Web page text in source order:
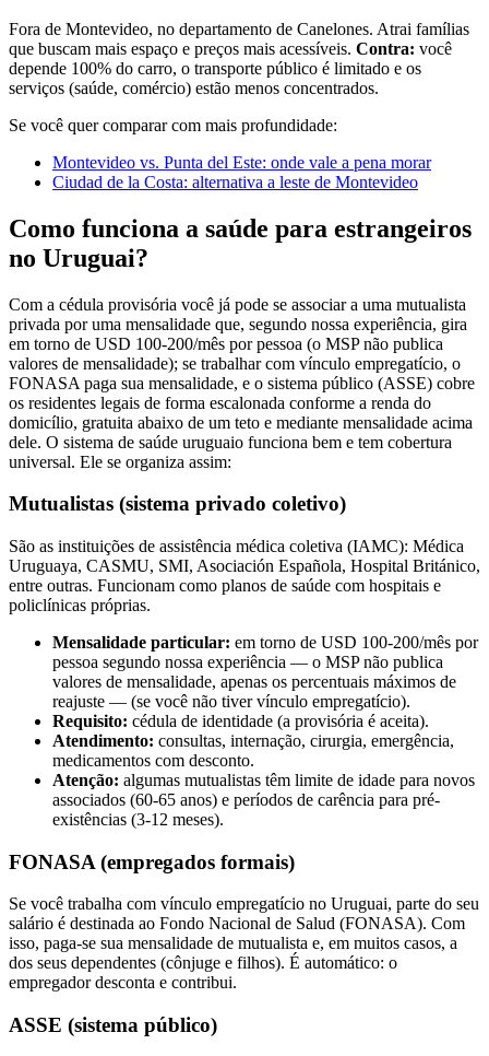
Fora de Montevideo, no departamento de Canelones. Atrai famílias
que buscam mais espaço e preços mais acessíveis. Contra: você
depende 100% do carro, o transporte público é limitado e os
serviços (saúde, comércio) estão menos concentrados.
Se você quer comparar com mais profundidade:
Montevideo vs. Punta del Este: onde vale a pena morar
Ciudad de la Costa: alternativa a leste de Montevideo
Como funciona a saúde para estrangeiros
no Uruguai?
Com a cédula provisória você já pode se associar a uma mutualista
privada por uma mensalidade que, segundo nossa experiência, gira
em torno de USD 100-200/mês por pessoa (o MSP não publica
valores de mensalidade); se trabalhar com vínculo empregatício, o
FONASA paga sua mensalidade, e o sistema público (ASSE) cobre
os residentes legais de forma escalonada conforme a renda do
domicílio, gratuita abaixo de um teto e mediante mensalidade acima
dele. O sistema de saúde uruguaio funciona bem e tem cobertura
universal. Ele se organiza assim:
Mutualistas (sistema privado coletivo)
São as instituições de assistência médica coletiva (IAMC): Médica
Uruguaya, CASMU, SMI, Asociación Española, Hospital Británico,
entre outras. Funcionam como planos de saúde com hospitais e
policlínicas próprias.
Mensalidade particular: em torno de USD 100-200/mês por
pessoa segundo nossa experiência — o MSP não publica
valores de mensalidade, apenas os percentuais máximos de
reajuste — (se você não tiver vínculo empregatício).
Requisito: cédula de identidade (a provisória é aceita).
Atendimento: consultas, internação, cirurgia, emergência,
medicamentos com desconto.
Atenção: algumas mutualistas têm limite de idade para novos
associados (60-65 anos) e períodos de carência para pré-
existências (3-12 meses).
FONASA (empregados formais)
Se você trabalha com vínculo empregatício no Uruguai, parte do seu
salário é destinada ao Fondo Nacional de Salud (FONASA). Com
isso, paga-se sua mensalidade de mutualista e, em muitos casos, a
dos seus dependentes (cônjuge e filhos). É automático: o
empregador desconta e contribui.
ASSE (sistema público)